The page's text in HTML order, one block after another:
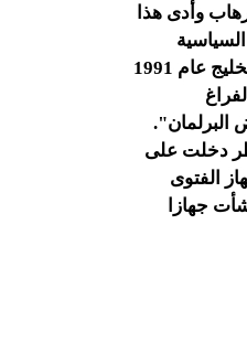
وأدى هذا
في الخريطة السياسية
للعالم. يقول الدكتور رياض الصيداوي أن الفتاوى السياسية بدأت بالانتشار مع: "حرب الخليج عام 1991
البرلمان".
دخلت على
الفتوى
جهازا